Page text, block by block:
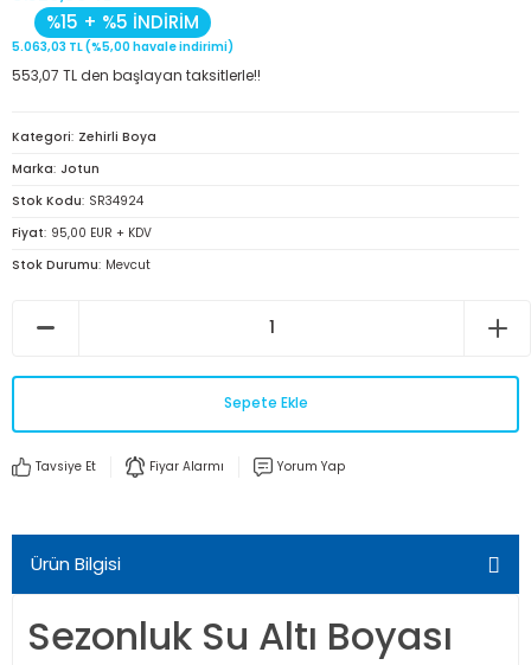
%15 + %5 İNDİRİM
5.063,03 TL (%5,00 havale indirimi)
553,07 TL den başlayan taksitlerle!!
Kategori Zehirli Boya
Marka Jotun
Stok Kodu SR34924
Fiyat 95,00 EUR + KDV
Stok Durumu Mevcut
Sepete Ekle
Tavsiye Et Fiyar Alarmı Yorum Yap
Ürün Bilgisi
Sezonluk Su Altı Boyası